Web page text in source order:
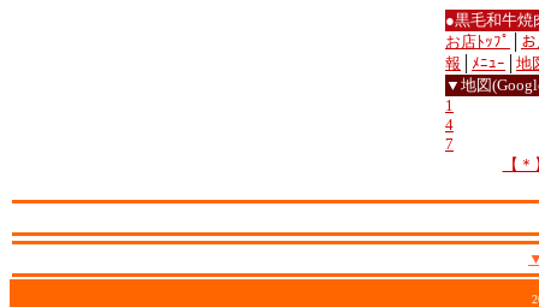
●黒毛和牛
お店ﾄｯﾌﾟ
報
ﾒﾆｭｰ
地
▼地図
1
4
7
【